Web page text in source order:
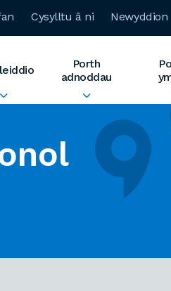
Cysylltu â ni Newyddion
Porth
adnoddau